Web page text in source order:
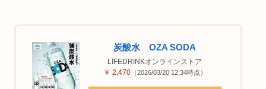
炭酸水 OZA SODA
LIFEDRINKオンラインストア
￥ 2,470（2026/03/20 12:34時点）